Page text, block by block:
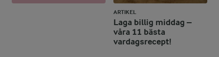
ARTIKEL
Laga billig middag –
våra 11 bästa
vardagsrecept!